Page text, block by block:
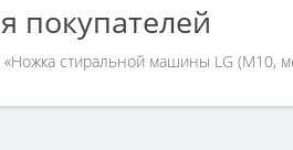
покупателей
«Ножка стиральной машины LG (М10,